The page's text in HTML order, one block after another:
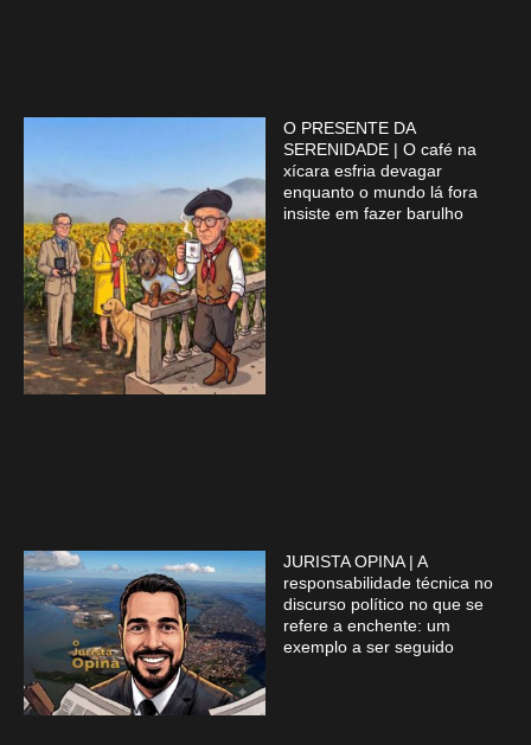
O PRESENTE DA
SERENIDADE | O café na
xícara esfria devagar
enquanto o mundo lá fora
insiste em fazer barulho
JURISTA OPINA | A
responsabilidade técnica no
discurso político no que se
refere a enchente: um
exemplo a ser seguido